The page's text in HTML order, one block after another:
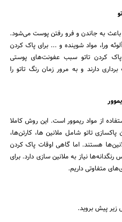
به جاندن و فرو رفتن پوست می‌شود.
ورا، مواد شوینده و ... برای پاک کردن
کردن تاتو سبب عفونت‌های پوستی
دارند و به مرور زمان رنگ تاتو را
از مواد ریموور است. این روش کاملا
تاتو شامل ملانین ها، کارتن‌ها،
هستند. اما گاهی اوقات پاک کردن
نیاز به ملانین سازی دارد. برای
متفاوتی داریم.
زیر پیش بروید.